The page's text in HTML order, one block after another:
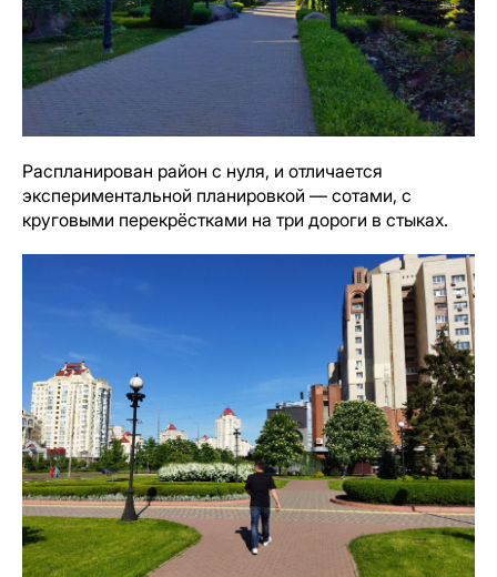
Распланирован район с нуля, и отличается
экспериментальной планировкой — сотами, с
круговыми перекрёстками на три дороги в стыках.